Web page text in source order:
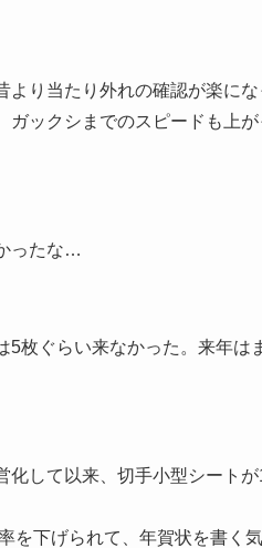
より当たり外れの確認が楽にな
ガックシまでのスピードも上が
ったな…
5枚ぐらい来なかった。来年
化して以来、切手小型シート
を下げられて、年賀状を書く